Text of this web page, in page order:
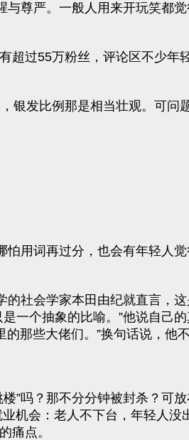
与尊严。一般人用来开玩笑都
超过55万粉丝，评论区不少年
银发比例那是相当壮观。可问
用词再过分，也会有年轻人
社会学家本田由纪就直言，这
一个抽象的比喻。”他说自己
那些大佬们。”换句话说，他
”吗？那不分分钟被封杀？可
机会：老人不下台，年轻人没
痛点。